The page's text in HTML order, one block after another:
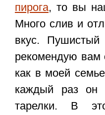
пирога, то вы
Много слив и
вкус.
рекомендую вам
как в моей
каждый раз он
тарелки. В